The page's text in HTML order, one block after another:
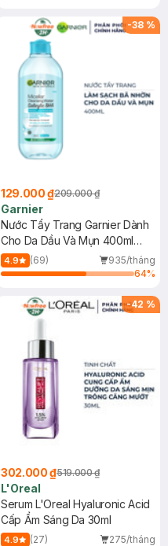
-38 %
129.000 ₫209.000 ₫
Garnier
Nước Tẩy Trang Garnier Dành
Cho Da Dầu Và Mụn 400ml
(Mới)
4.9 (69)
935/tháng
64%
-42 %
302.000 ₫519.000 ₫
L'Oreal
Serum L'Oreal Hyaluronic Acid
Cấp Ẩm Sáng Da 30ml
4.9 (27)
275/tháng